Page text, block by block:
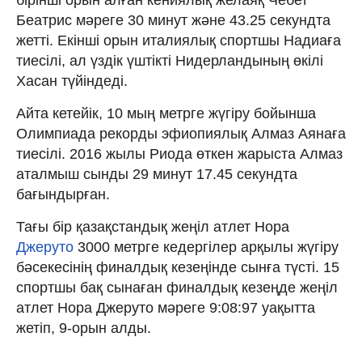
Беатрис мәреге 30 минут және 43.25 секундта
жетті. Екінші орын италиялық спортшы Надиаға
тиесілі, ал үздік үштікті Нидерландының өкілі
Хасан түйіндеді.
Айта кетейік, 10 мың метрге жүгіру бойынша
Олимпиада рекорды эфиопиялық Алмаз Аянаға
тиесілі. 2016 жылы Риода өткен жарыста Алмаз
аталмыш сынды 29 минут 17.45 секундта
бағындырған.
Тағы бір қазақстандық жеңіл атлет Нора
Джеруто 3000 метрге кедергілер арқылы жүгіру
бәсекесінің финалдық кезеңінде сынға түсті. 15
спортшы бақ сынаған финалдық кезеңде жеңіл
атлет Нора Джеруто мәреге 9:08:97 уақытта
жетіп, 9-орын алды.